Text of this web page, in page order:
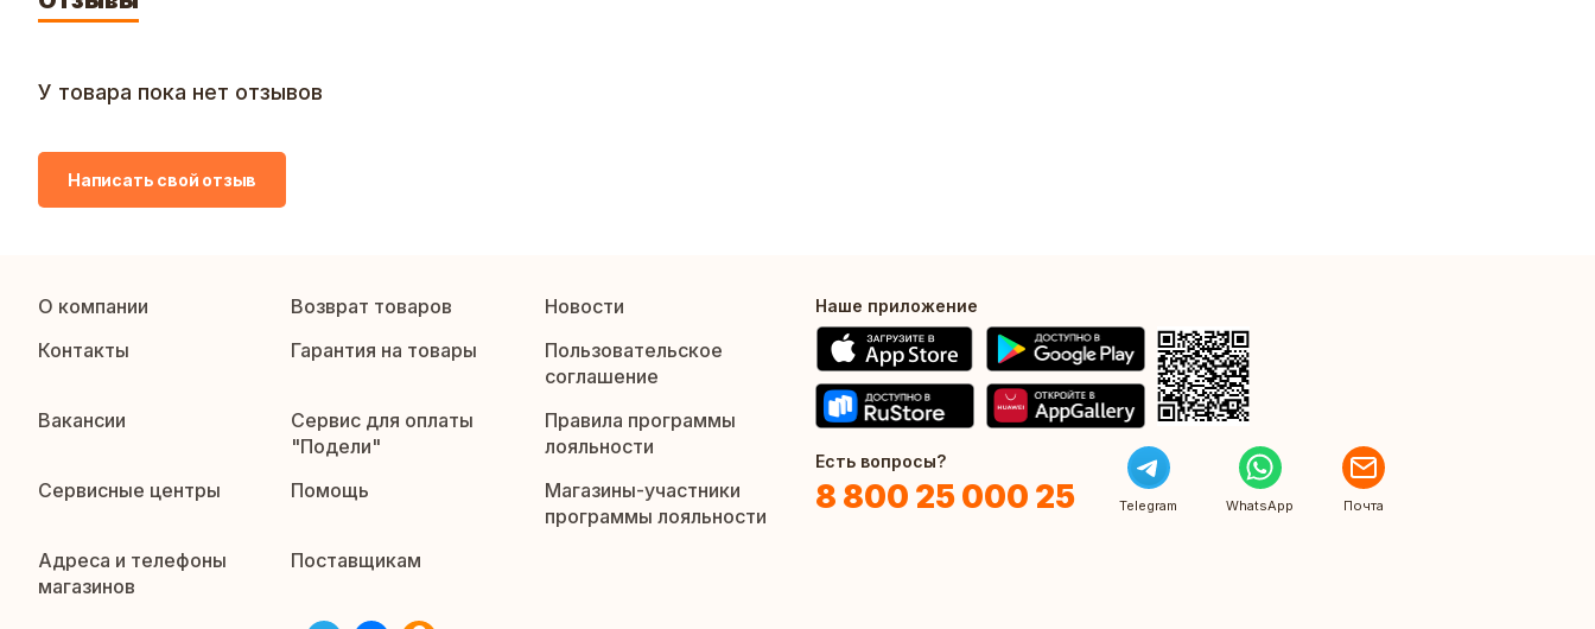
У товара пока нет отзывов
Написать свой отзыв
О компании Возврат товаров
Новости
Контакты
Гарантия на товары
Пользовательское
соглашение
Вакансии
Сервис для оплаты
"Подели"
Правила программы
лояльности
Сервисные центры
Помощь
Магазины-участники
программы лояльности
Адреса и телефоны
магазинов
Поставщикам
Наше приложение
Есть вопросы?
8 800 25 000 25 Telegram WhatsApp Почта